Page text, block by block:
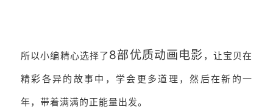
所以小编精心选择了 8部优质动画电影 ，让宝贝在
精彩各异的故事中，学会更多道理，然后在新的一
年，带着满满的正能量出发。